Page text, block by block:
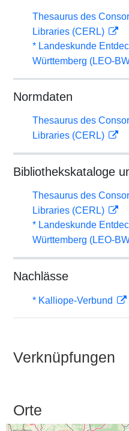
Thesaurus des
Libraries (CERL)
* Landeskunde
Württemberg (LEO-
Normdaten
Thesaurus des
Libraries (CERL)
Bibliothekskataloge
Thesaurus des
Libraries (CERL)
* Landeskunde
Württemberg (LEO-
Nachlässe
* Kalliope-Verbund
Verknüpfungen
Orte